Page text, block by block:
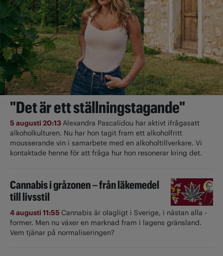
"Det är ett ställningstagande"
5 augusti 20:13Alexandra Pascalidou har aktivt ifrågasatt
alkoholkulturen. Nu har hon tagit fram ett alkoholfritt
mousserande vin i samarbete med en alkoholtillverkare. Vi
kontaktade henne för att fråga hur hon resonerar kring det.
Cannabis i gråzonen – från läkemedel
till livsstil
4 augusti 11:55 Cannabis är olagligt i ­Sverige, i nästan alla ­
former. Men nu växer en marknad fram i lagens gränsland.
Vem tjänar på normaliseringen?